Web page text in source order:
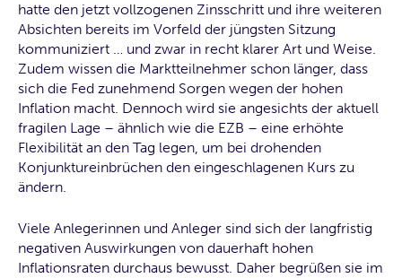
hatte den jetzt vollzogenen Zinsschritt und ihre weiteren
Absichten bereits im Vorfeld der jüngsten Sitzung
kommuniziert … und zwar in recht klarer Art und Weise.
Zudem wissen die Marktteilnehmer schon länger, dass
sich die Fed zunehmend Sorgen wegen der hohen
Inflation macht. Dennoch wird sie angesichts der aktuell
fragilen Lage – ähnlich wie die EZB – eine erhöhte
Flexibilität an den Tag legen, um bei drohenden
Konjunktureinbrüchen den eingeschlagenen Kurs zu
ändern.
Viele Anlegerinnen und Anleger sind sich der langfristig
negativen Auswirkungen von dauerhaft hohen
Inflationsraten durchaus bewusst. Daher begrüßen sie im